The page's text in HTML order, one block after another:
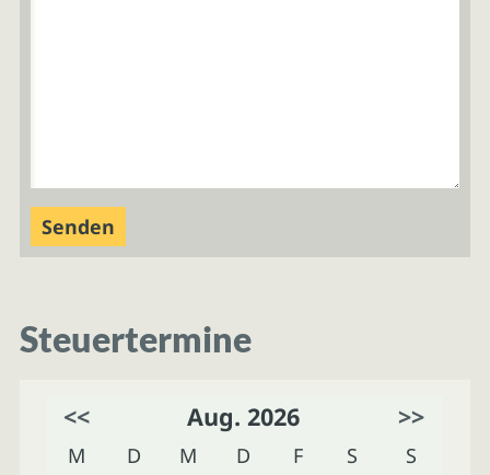
Steuertermine
<< Aug. 2026 >>
M D M D F S
S